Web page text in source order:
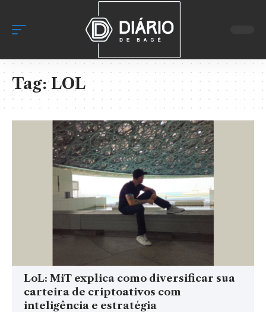
Tag:LOL
LoL: MiT explica como diversificar sua
carteira de criptoativos com
inteligência e estratégia